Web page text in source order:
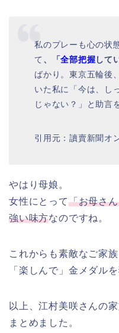
私のプレーも心の状
て 、「全部把握して
ばかり。東京五輪後
いた私に「今は、し
じゃない？」と助言
引用元：讀賣新聞オ
やはり母娘。
女性にとって「お母さ
強い味方なのですね。
これからも素敵なご家
「楽しんで」金メダル
以上、江村美咲さんの
まとめました。